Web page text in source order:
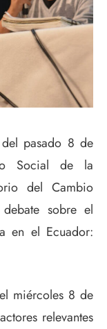
pasado 8 de
Social de la
del Cambio
sobre el
en el Ecuador:
miércoles 8 de
relevantes